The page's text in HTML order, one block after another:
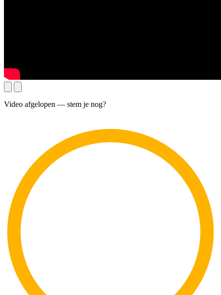
Video afgelopen — stem je nog?